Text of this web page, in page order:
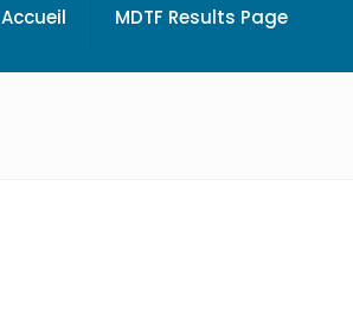
Accueil MDTF Results Page